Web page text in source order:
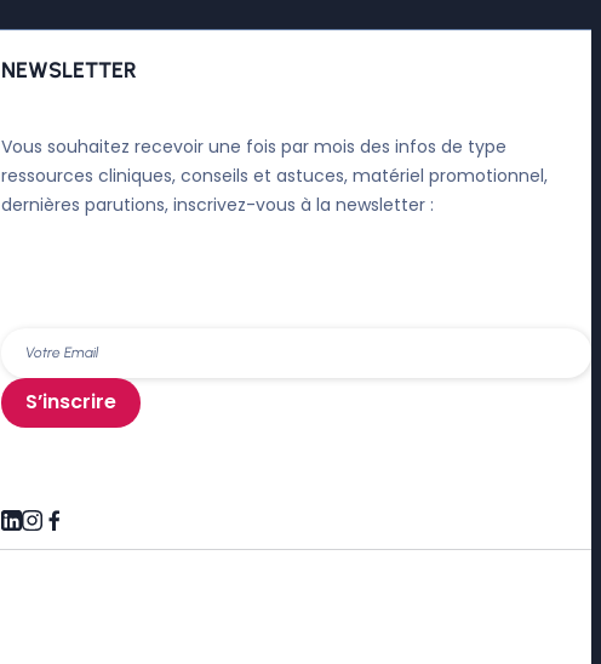
NEWSLETTER
Vous souhaitez recevoir une fois par mois des infos de type
ressources cliniques, conseils et astuces, matériel promotionnel,
dernières parutions, inscrivez-vous à la newsletter :
S’inscrire